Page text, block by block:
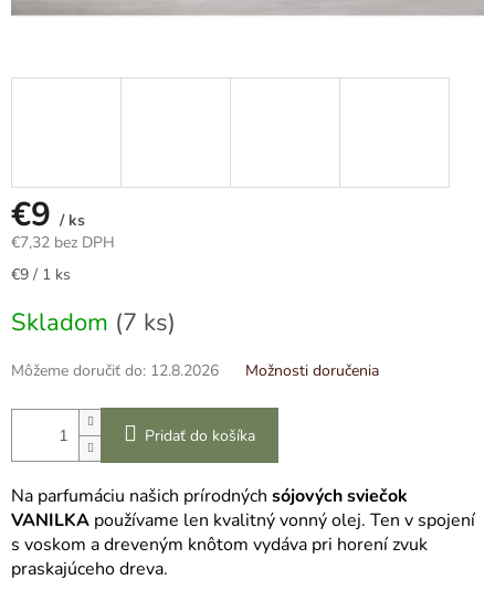
€9 / ks
€7,32 bez DPH
Jednotková
€9 / 1 ks
Skladom (7 ks)
Môžeme doručiť do: 12.8.2026 Možnosti doručenia
Pridať do košíka
Na parfumáciu našich prírodných sójových sviečok
VANILKA používame len kvalitný vonný olej. Ten v spojení
s voskom a dreveným knôtom vydáva pri horení zvuk
praskajúceho dreva.